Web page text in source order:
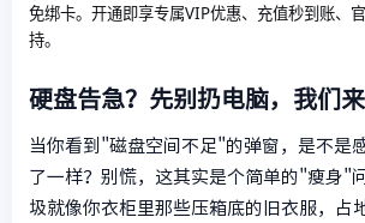
免绑卡。开通即享专属VIP优惠、充值秒到账、
持。
硬盘告急？先别扔电脑，我们
当你看到"磁盘空间不足"的弹窗，是不是
了一样？别慌，这其实是个简单的"瘦身"
圾就像你衣柜里那些压箱底的旧衣服，占